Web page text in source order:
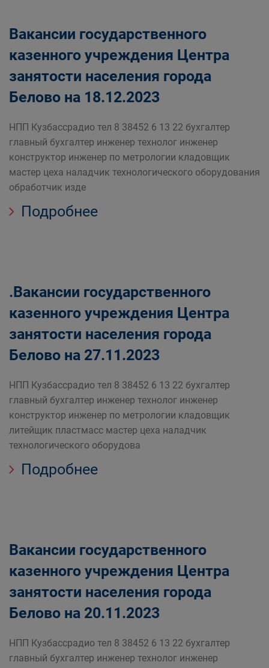
Вакансии государственного
казенного учреждения Центра
занятости населения города
Белово на 18.12.2023
НПП Кузбассрадио тел 8 38452 6 13 22 бухгалтер
главный бухгалтер инженер технолог инженер
конструктор инженер по метрологии кладовщик
мастер цеха наладчик технологического оборудования
обработчик изде
Подробнее
.Вакансии государственного
казенного учреждения Центра
занятости населения города
Белово на 27.11.2023
НПП Кузбассрадио тел 8 38452 6 13 22 бухгалтер
главный бухгалтер инженер технолог инженер
конструктор инженер по метрологии кладовщик
литейщик пластмасс мастер цеха наладчик
технологического оборудова
Подробнее
Вакансии государственного
казенного учреждения Центра
занятости населения города
Белово на 20.11.2023
НПП Кузбассрадио тел 8 38452 6 13 22 бухгалтер
главный бухгалтер инженер технолог инженер